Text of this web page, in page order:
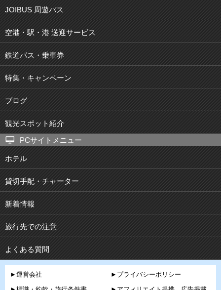
JOIBUS 周遊バス
空港・駅・港 送迎サービス
鉄道パス・乗車券
特集・キャンペーン
ブログ
観光スポット紹介
PCサイトメニュー
ホテル
貸切手配・チャーター
新着情報
旅行先での注意
よくある質問
►運営会社
►プライバシーポリシー